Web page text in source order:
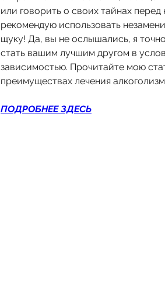
или говорить о своих тайнах
рекомендую использовать
щуку! Да, вы не ослышались, я
стать вашим лучшим другом в
зависимостью. Прочитайте мою
преимуществах лечения
ПОДРОБНЕЕ ЗДЕСЬ